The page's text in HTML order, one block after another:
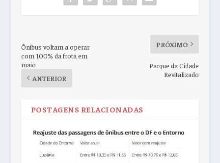
Ônibus voltam a operar
com 100% da frota em
maio
ANTERIOR
PRÓXIMO
Parque da Cidade
Revitalizado
POSTAGENS RELACIONADAS